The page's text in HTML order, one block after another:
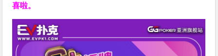
喜啦。